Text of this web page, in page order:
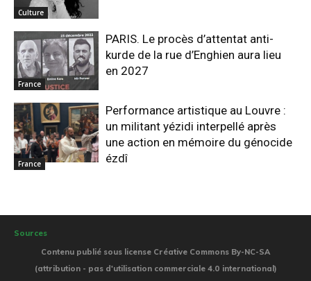
Culture
France
PARIS. Le procès d’attentat anti-
kurde de la rue d’Enghien aura lieu
en 2027
France
Performance artistique au Louvre :
un militant yézidi interpellé après
une action en mémoire du génocide
ézdî
Sources
Contenu publié sous license Créative Commons By-NC-SA
(attribution - pas d'utilisation commerciale 4.0 international)